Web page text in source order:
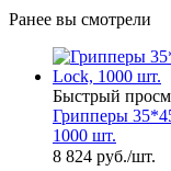
Ранее вы смотрели
Быстрый
Грипперы
1000 шт.
8 824 руб./шт.